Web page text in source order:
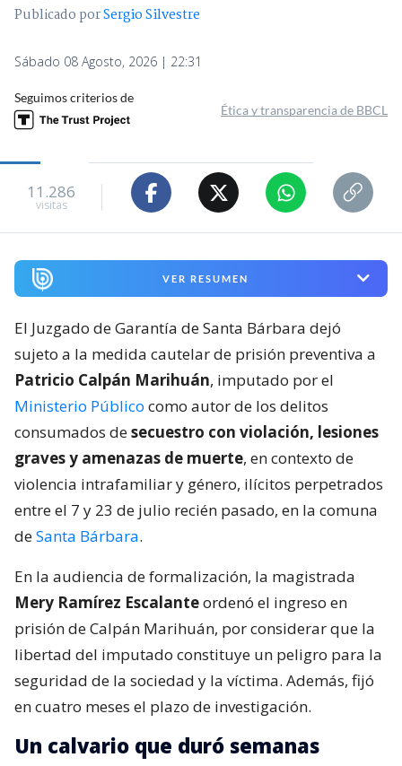
Publicado porSergio Silvestre
Sábado 08 Agosto, 2026 | 22:31
Seguimos criterios de
Ética y transparencia de BBCL
11.286
visitas
VER RESUMEN
El Juzgado de Garantía de Santa Bárbara dejó
sujeto a la medida cautelar de prisión preventiva a
Patricio Calpán Marihuán, imputado por el
Ministerio Público como autor de los delitos
consumados desecuestro con violación, lesiones
graves y amenazas de muerte, en contexto de
violencia intrafamiliar y género, ilícitos perpetrados
entre el 7 y 23 de julio recién pasado, en la comuna
deSanta Bárbara.
En la audiencia de formalización, la magistrada
Mery Ramírez Escalanteordenó el ingreso en
prisión de Calpán Marihuán, por considerar que la
libertad del imputado constituye un peligro para la
seguridad de la sociedad y la víctima. Además, fijó
en cuatro meses el plazo de investigación.
Un calvario que duró semanas